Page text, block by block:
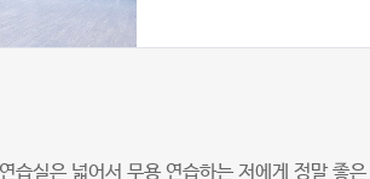
습실은 넓어서 무용 연습하는 저에게 정말 좋